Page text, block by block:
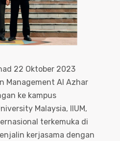
22 Oktober 2023
Management Al Azhar
ke kampus
Malaysia, IIUM,
terkemuka di
kerjasama dengan